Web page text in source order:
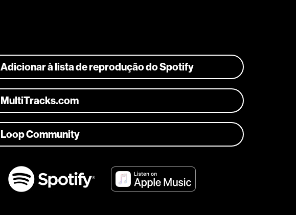
Adicionar à lista de reprodução do Spotify
MultiTracks.com
Loop Community